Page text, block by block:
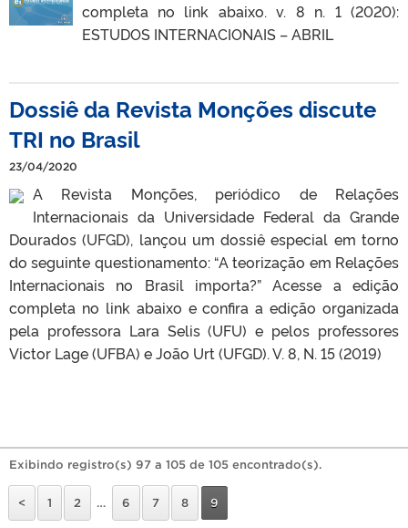
completa no link abaixo. v. 8 n. 1 (2020):
ESTUDOS INTERNACIONAIS – ABRIL
Dossiê da Revista Monções discute
TRI no Brasil
23/04/2020
A Revista Monções, periódico de Relações
Internacionais da Universidade Federal da Grande
Dourados (UFGD), lançou um dossiê especial em torno
do seguinte questionamento: “A teorização em Relações
Internacionais no Brasil importa?” Acesse a edição
completa no link abaixo e confira a edição organizada
pela professora Lara Selis (UFU) e pelos professores
Victor Lage (UFBA) e João Urt (UFGD). V. 8, N. 15 (2019)
Exibindo registro(s) 97 a 105 de 105 encontrado(s).
< 1 2 … 6 7 8 9